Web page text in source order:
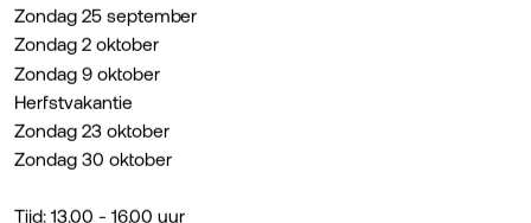
Zondag 25 september
Zondag 2 oktober
Zondag 9 oktober
Herfstvakantie
Zondag 23 oktober
Zondag 30 oktober
Tijd: 13.00 - 16.00 uur